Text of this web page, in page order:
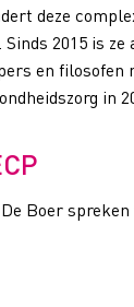
deze
2015 is
en filosofen
in
Boer spreken